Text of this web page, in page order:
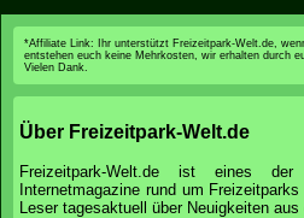
*Affiliate Link: Ihr unterstützt Freizeitpark-Welt.de,
entstehen euch keine Mehrkosten, wir erhalten durch
Vielen Dank.
Über Freizeitpark-Welt.de
Freizeitpark-Welt.de ist eines der
Internetmagazine rund um
Leser tagesaktuell über Neuigkeiten aus